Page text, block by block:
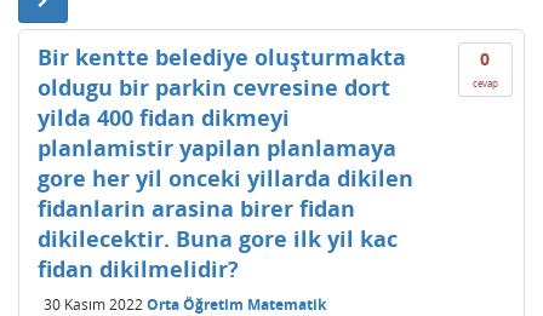
0
cevap
Bir kentte belediye oluşturmakta
oldugu bir parkin cevresine dort
yilda 400 fidan dikmeyi
planlamistir yapilan planlamaya
gore her yil onceki yillarda dikilen
fidanlarin arasina birer fidan
dikilecektir. Buna gore ilk yil kac
fidan dikilmelidir?
30 Kasım 2022Orta Öğretim Matematik